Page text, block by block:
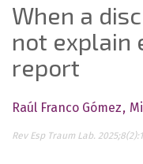
When a
not explain
report
Raúl Franco Gómez
Rev Esp Traum Lab.